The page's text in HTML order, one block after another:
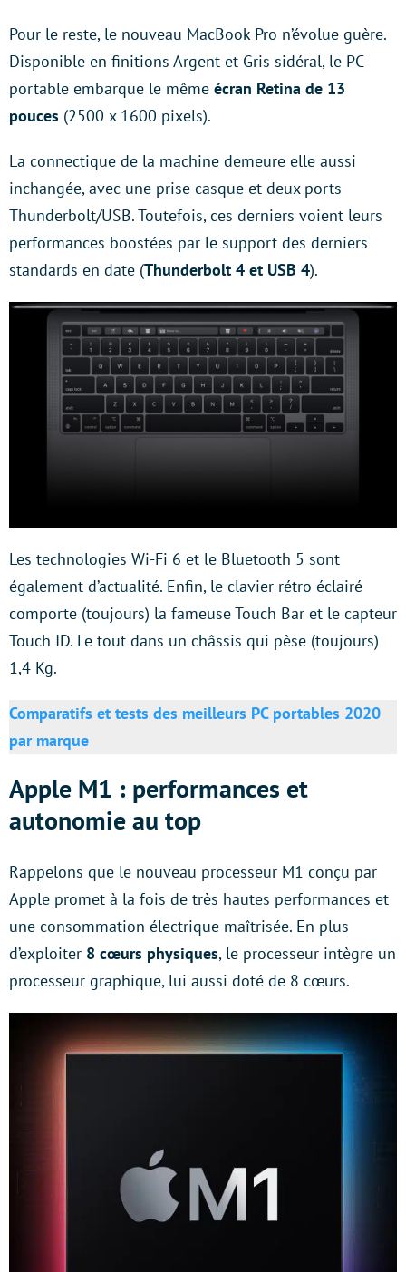
Pour le reste, le nouveau MacBook Pro n’évolue guère.
Disponible en finitions Argent et Gris sidéral, le PC
portable embarque le même écran Retina de 13
pouces (2500 x 1600 pixels).
La connectique de la machine demeure elle aussi
inchangée, avec une prise casque et deux ports
Thunderbolt/USB. Toutefois, ces derniers voient leurs
performances boostées par le support des derniers
standards en date (Thunderbolt 4 et USB 4).
Les technologies Wi-Fi 6 et le Bluetooth 5 sont
également d’actualité. Enfin, le clavier rétro éclairé
comporte (toujours) la fameuse Touch Bar et le capteur
Touch ID. Le tout dans un châssis qui pèse (toujours)
1,4 Kg.
Comparatifs et tests des meilleurs PC portables 2020
par marque
Apple M1 : performances et
autonomie au top
Rappelons que le nouveau processeur M1 conçu par
Apple promet à la fois de très hautes performances et
une consommation électrique maîtrisée. En plus
d’exploiter 8 cœurs physiques, le processeur intègre un
processeur graphique, lui aussi doté de 8 cœurs.